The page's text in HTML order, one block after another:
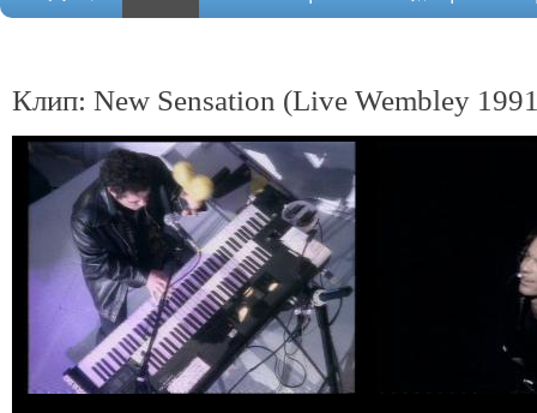
Клип: New Sensation (Live Wembley